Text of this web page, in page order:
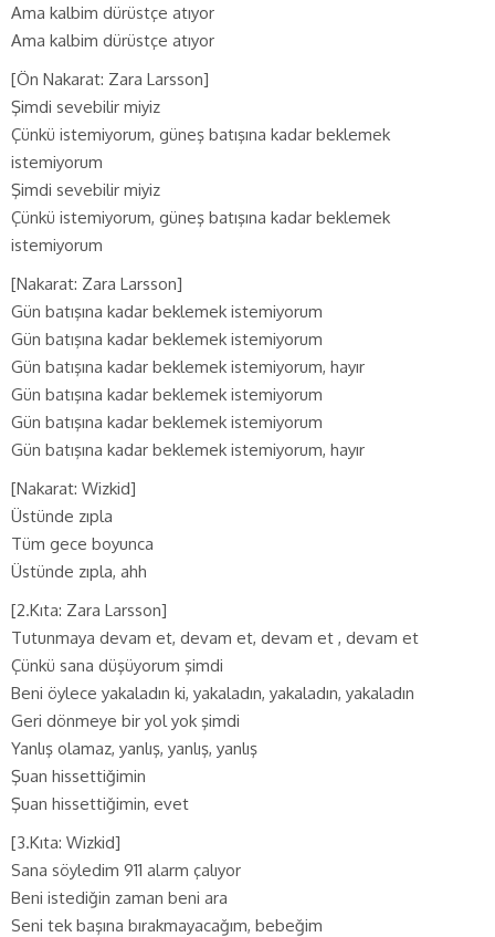
Ama kalbim dürüstçe atıyor
Ama kalbim dürüstçe atıyor
[Ön Nakarat: Zara Larsson]
Şimdi sevebilir miyiz
Çünkü istemiyorum, güneş batışına kadar beklemek
istemiyorum
Şimdi sevebilir miyiz
Çünkü istemiyorum, güneş batışına kadar beklemek
istemiyorum
[Nakarat: Zara Larsson]
Gün batışına kadar beklemek istemiyorum
Gün batışına kadar beklemek istemiyorum
Gün batışına kadar beklemek istemiyorum, hayır
Gün batışına kadar beklemek istemiyorum
Gün batışına kadar beklemek istemiyorum
Gün batışına kadar beklemek istemiyorum, hayır
[Nakarat: Wizkid]
Üstünde zıpla
Tüm gece boyunca
Üstünde zıpla, ahh
[2.Kıta: Zara Larsson]
Tutunmaya devam et, devam et, devam et , devam et
Çünkü sana düşüyorum şimdi
Beni öylece yakaladın ki, yakaladın, yakaladın, yakaladın
Geri dönmeye bir yol yok şimdi
Yanlış olamaz, yanlış, yanlış, yanlış
Şuan hissettiğimin
Şuan hissettiğimin, evet
[3.Kıta: Wizkid]
Sana söyledim 911 alarm çalıyor
Beni istediğin zaman beni ara
Seni tek başına bırakmayacağım, bebeğim